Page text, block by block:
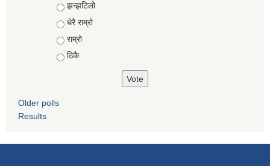
Choices
झन्झटिलो
धेरै राम्रो
राम्रो
ठिकै
Older polls
Results